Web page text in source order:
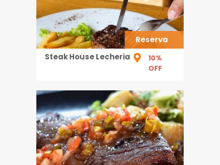
Reserva
Steak House Lecheria
10%
OFF